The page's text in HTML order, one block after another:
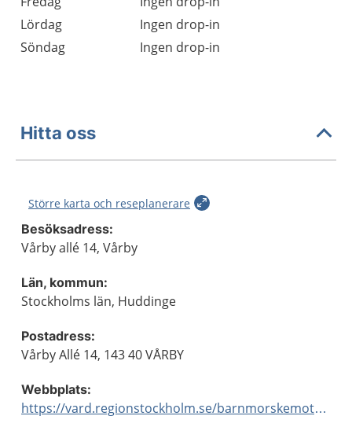
Lördag
Ingen drop-in
Söndag
Ingen drop-in
Hitta oss
Större karta och reseplanerare
Besöksadress:
Vårby allé 14, Vårby
Län, kommun:
Stockholms län, Huddinge
Postadress:
Vårby Allé 14, 143 40 VÅRBY
Webbplats:
https://vard.regionstockholm.se/barnmorskemottagningar/